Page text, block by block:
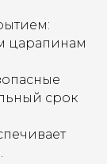
царапинам
срок